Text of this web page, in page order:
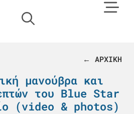
← ΑΡΧΙΚΗ
μανούβρα και
του Blue Star
(video & photos)